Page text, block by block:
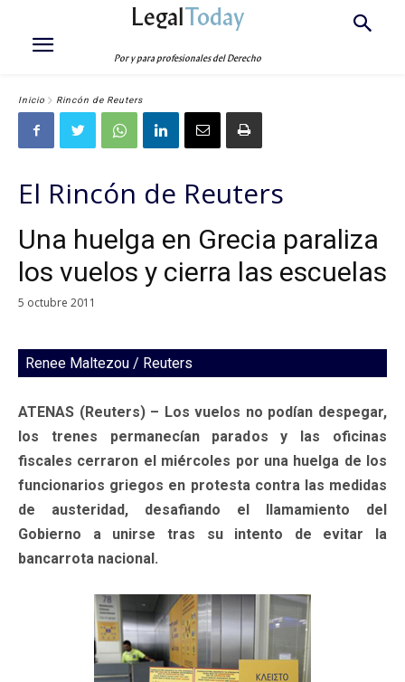
LegalToday
Por y para profesionales del Derecho
Inicio Rincón de Reuters
El Rincón de Reuters
Una huelga en Grecia paraliza
los vuelos y cierra las escuelas
5 octubre 2011
Renee Maltezou / Reuters
ATENAS (Reuters) – Los vuelos no podían despegar,
los trenes permanecían parados y las oficinas
fiscales cerraron el miércoles por una huelga de los
funcionarios griegos en protesta contra las medidas
de austeridad, desafiando el llamamiento del
Gobierno a unirse tras su intento de evitar la
bancarrota nacional.